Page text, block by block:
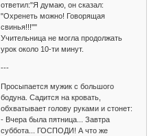
ответил:"Я думаю, он сказал:
"Охренеть можно! Говорящая
свинья!!!""
Учительница не могла продолжать
урок около 10-ти минут.
---
Пpосыпается мyжик с большого
бодyна. Садится на кpовать,
обхватывает головy pyками и стонет:
- Вчеpа была пятница... Завтpа
сyббота... ГОСПОДИ! А что же